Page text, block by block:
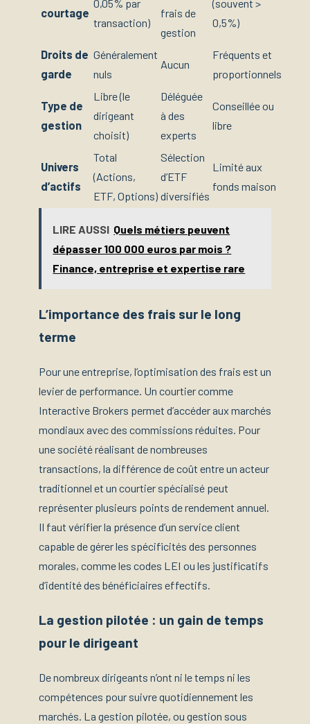
courtage
0,05% par
transaction)
frais de
gestion
(souvent >
0,5%)
Droits de
garde
Généralement
nuls
Aucun
Fréquents et
proportionnels
Type de
gestion
Libre (le
dirigeant
choisit)
Déléguée
à des
experts
Conseillée ou
libre
Univers
d’actifs
Total
(Actions,
ETF, Options)
Sélection
d’ETF
diversifiés
Limité aux
fonds maison
LIRE AUSSI Quels métiers peuvent
dépasser 100 000 euros par mois ?
Finance, entreprise et expertise rare
L’importance des frais sur le long
terme
Pour une entreprise, l’optimisation des frais est un
levier de performance. Un courtier comme
Interactive Brokers permet d’accéder aux marchés
mondiaux avec des commissions réduites. Pour
une société réalisant de nombreuses
transactions, la différence de coût entre un acteur
traditionnel et un courtier spécialisé peut
représenter plusieurs points de rendement annuel.
Il faut vérifier la présence d’un service client
capable de gérer les spécificités des personnes
morales, comme les codes LEI ou les justificatifs
d’identité des bénéficiaires effectifs.
La gestion pilotée : un gain de temps
pour le dirigeant
De nombreux dirigeants n’ont ni le temps ni les
compétences pour suivre quotidiennement les
marchés. La gestion pilotée, ou gestion sous